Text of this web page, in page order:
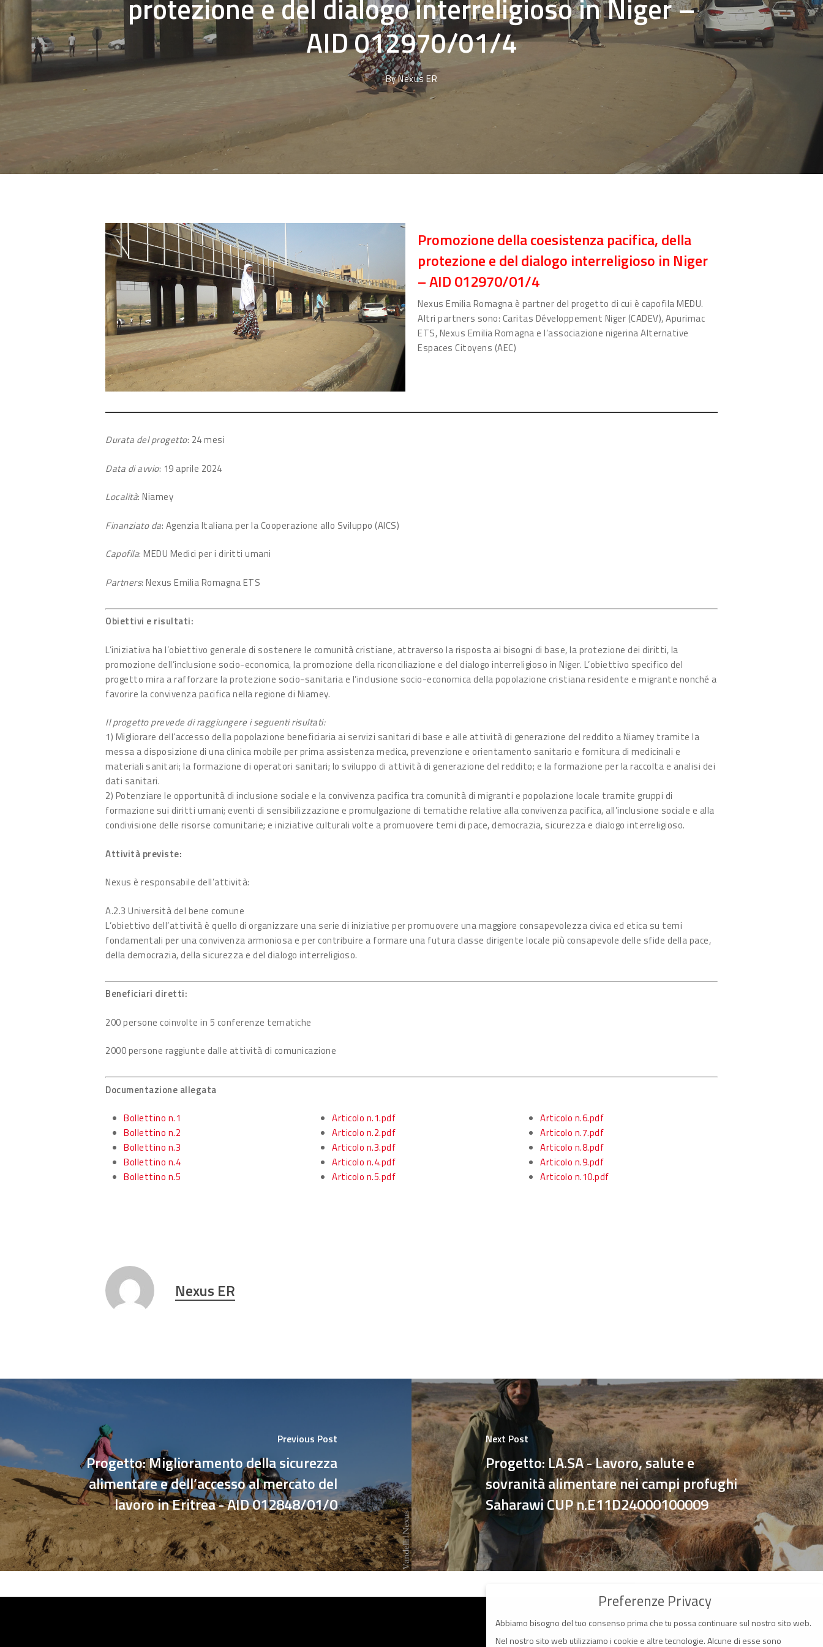
Hit enter to search or ESC to close
protezione e del dialogo interreligioso in Niger –
AID 012970/01/4
ByNexus ER
Promozione della coesistenza pacifica, della
protezione e del dialogo interreligioso in Niger
– AID 012970/01/4
Nexus Emilia Romagna è partner del progetto di cui è capofila MEDU.
Altri partners sono: Caritas Développement Niger (CADEV), Apurimac
ETS, Nexus Emilia Romagna e l’associazione nigerina Alternative
Espaces Citoyens (AEC)
Durata del progetto: 24 mesi
Data di avvio: 19 aprile 2024
Località: Niamey
Finanziato da: Agenzia Italiana per la Cooperazione allo Sviluppo (AICS)
Capofila: MEDU Medici per i diritti umani
Partners: Nexus Emilia Romagna ETS
Obiettivi e risultati:
L’iniziativa ha l’obiettivo generale di sostenere le comunità cristiane, attraverso la risposta ai bisogni di base, la protezione dei diritti, la
promozione dell’inclusione socio-economica, la promozione della riconciliazione e del dialogo interreligioso in Niger. L’obiettivo specifico del
progetto mira a rafforzare la protezione socio-sanitaria e l’inclusione socio-economica della popolazione cristiana residente e migrante nonché a
favorire la convivenza pacifica nella regione di Niamey.
Il progetto prevede di raggiungere i seguenti risultati:
1) Migliorare dell’accesso della popolazione beneficiaria ai servizi sanitari di base e alle attività di generazione del reddito a Niamey tramite la
messa a disposizione di una clinica mobile per prima assistenza medica, prevenzione e orientamento sanitario e fornitura di medicinali e
materiali sanitari; la formazione di operatori sanitari; lo sviluppo di attività di generazione del reddito; e la formazione per la raccolta e analisi dei
dati sanitari.
2) Potenziare le opportunità di inclusione sociale e la convivenza pacifica tra comunità di migranti e popolazione locale tramite gruppi di
formazione sui diritti umani; eventi di sensibilizzazione e promulgazione di tematiche relative alla convivenza pacifica, all’inclusione sociale e alla
condivisione delle risorse comunitarie; e iniziative culturali volte a promuovere temi di pace, democrazia, sicurezza e dialogo interreligioso.
Attività previste:
Nexus è responsabile dell’attività:
A.2.3 Università del bene comune
L’obiettivo dell’attività è quello di organizzare una serie di iniziative per promuovere una maggiore consapevolezza civica ed etica su temi
fondamentali per una convivenza armoniosa e per contribuire a formare una futura classe dirigente locale più consapevole delle sfide della pace,
della democrazia, della sicurezza e del dialogo interreligioso.
Beneficiari diretti:
200 persone coinvolte in 5 conferenze tematiche
2000 persone raggiunte dalle attività di comunicazione
Documentazione allegata
Bollettino n.1
Bollettino n.2
Bollettino n.3
Bollettino n.4
Bollettino n.5
Articolo n.1.pdf
Articolo n.2.pdf
Articolo n.3.pdf
Articolo n.4.pdf
Articolo n.5.pdf
Articolo n.6.pdf
Articolo n.7.pdf
Articolo n.8.pdf
Articolo n.9.pdf
Articolo n.10.pdf
Nexus ER
Previous Post
Progetto: Miglioramento della sicurezza
alimentare e dell’accesso al mercato del
lavoro in Eritrea - AID 012848/01/0
Next Post
Progetto: LA.SA - Lavoro, salute e
sovranità alimentare nei campi profughi
Saharawi CUP n.E11D24000100009
Preferenze Privacy
Abbiamo bisogno del tuo consenso prima che tu possa continuare sul nostro sito web.
Nel nostro sito web utilizziamo i cookie e altre tecnologie. Alcune di esse sono